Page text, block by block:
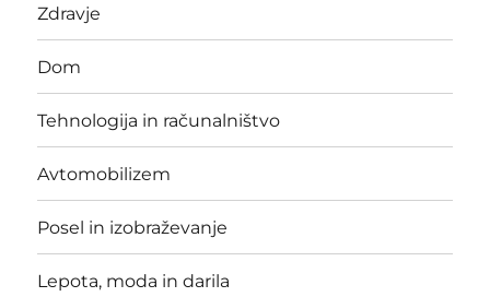
Zdravje
Dom
Tehnologija in računalništvo
Avtomobilizem
Posel in izobraževanje
Lepota, moda in darila